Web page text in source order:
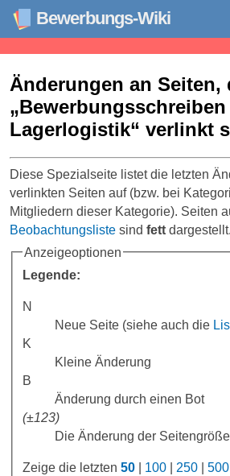
Bewerbungs-Wiki
Änderungen an Seiten,
Lagerlogistik“ verlinkt
Diese Spezialseite listet die letzten
verlinkten Seiten auf (bzw. bei
Mitgliedern dieser Kategorie). Seiten
Beobachtungsliste sind fett dargestellt.
Anzeigeoptionen
Legende:
N
Neue Seite (siehe auch die
K
Kleine Änderung
B
Änderung durch einen Bot
(±123)
Die Änderung der
Zeige die letzten 50 100 250 500